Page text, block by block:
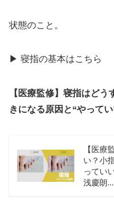
状態のこと。
▶︎ 寝指の基本はこちら
【医療監修】寝指はど
きになる原因と“やって
【医療
い？小
ってい
浅慶朗...